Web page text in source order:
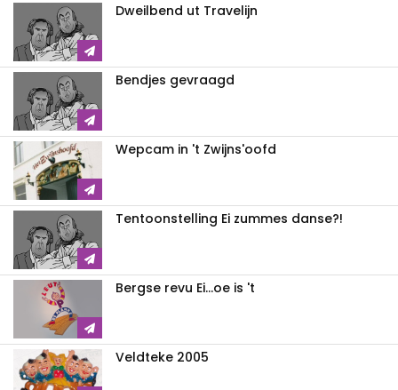
Dweilbend ut Travelijn
Bendjes gevraagd
Wepcam in 't Zwijns'oofd
Tentoonstelling Ei zummes danse?!
Bergse revu Ei...oe is 't
Veldteke 2005